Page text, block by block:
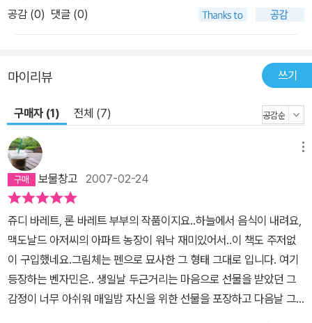
공감 (0) 댓글 (0)
마이리뷰 쓰기
구매자 (1) 전체 (7)
보물창고 2007-02-24
쥬디 바레트, 론 바레트 부부의 작품이지요..하늘에서 음식이 내려요,
맥도날드 아저씨의 아파트 농장이 워낙 재미있어서..이 책도 주저없
이 구입했네요.그림체는 펜으로 묘사한 그 형태 그대로 입니다. 여기
등장하는 벤자민은.. 생일날 두근거리는 마음으로 선물을 받았던 그
감정이 너무 아쉬워 매일밤 자신을 위한 선물을 포장하고 다음날 그